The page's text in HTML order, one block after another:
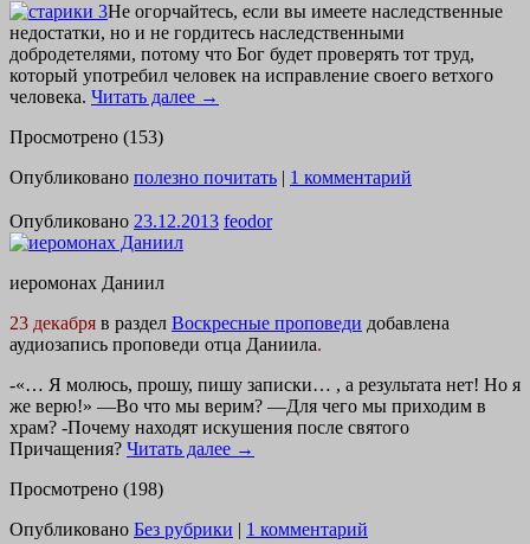
Не огорчайтесь, если вы имеете наследственные
недостатки, но и не гордитесь наследственными
добродетелями, потому что Бог будет проверять тот труд,
который употребил человек на исправление своего ветхого
человека. Читать далее →
Просмотрено (153)
Опубликовано полезно почитать | 1 комментарий
Опубликовано 23.12.2013 feodor
иеромонах Даниил
23 декабря в раздел Воскресные проповеди добавлена
аудиозапись проповеди отца Даниила.
-«… Я молюсь, прошу, пишу записки… , а результата нет! Но я
же верю!» —Во что мы верим? —Для чего мы приходим в
храм? -Почему находят искушения после святого
Причащения? Читать далее →
Просмотрено (198)
Опубликовано Без рубрики | 1 комментарий